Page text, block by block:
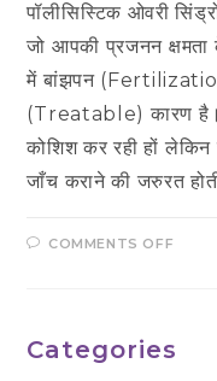
पॉलीसिस्टिक ओवरी
जो आपकी प्रजनन
में बांझपन
(Treatable) कारण है।
कोशिश कर रही हों
जाँच कराने की जरुरत
COMMENTS OFF
हैं?
Categories